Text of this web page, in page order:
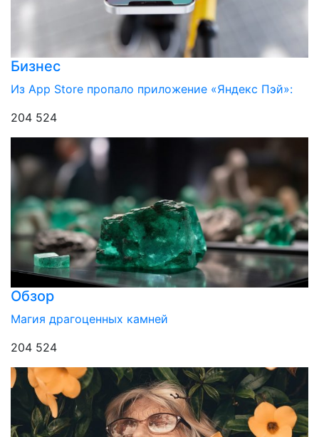
Бизнес
Из App Store пропало приложение «Яндекс Пэй»:
204 524
Обзор
Магия драгоценных камней
204 524